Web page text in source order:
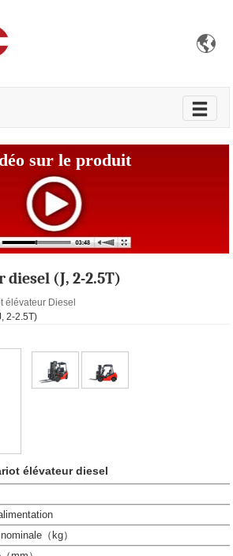

sur le produit
(J, 2-2.5T)
élévateur Diesel
2-2.5T)
élévateur diesel
（kg）